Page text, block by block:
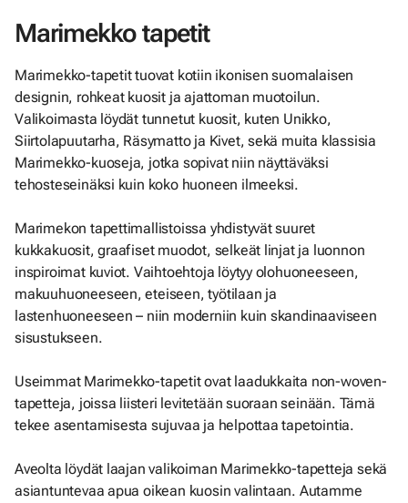
Marimekko tapetit
Marimekko-tapetit tuovat kotiin ikonisen suomalaisen
designin, rohkeat kuosit ja ajattoman muotoilun.
Valikoimasta löydät tunnetut kuosit, kuten Unikko,
Siirtolapuutarha, Räsymatto ja Kivet, sekä muita klassisia
Marimekko-kuoseja, jotka sopivat niin näyttäväksi
tehosteseinäksi kuin koko huoneen ilmeeksi.
Marimekon tapettimallistoissa yhdistyvät suuret
kukkakuosit, graafiset muodot, selkeät linjat ja luonnon
inspiroimat kuviot. Vaihtoehtoja löytyy olohuoneeseen,
makuuhuoneeseen, eteiseen, työtilaan ja
lastenhuoneeseen – niin moderniin kuin skandinaaviseen
sisustukseen.
Useimmat Marimekko-tapetit ovat laadukkaita non-woven-
tapetteja, joissa liisteri levitetään suoraan seinään. Tämä
tekee asentamisesta sujuvaa ja helpottaa tapetointia.
Aveolta löydät laajan valikoiman Marimekko-tapetteja sekä
asiantuntevaa apua oikean kuosin valintaan. Autamme